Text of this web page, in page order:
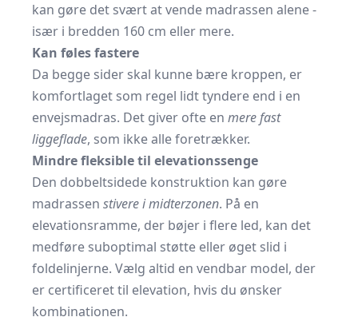
kan gøre det svært at vende madrassen alene -
især i bredden 160 cm eller mere.
Kan føles fastere
Da begge sider skal kunne bære kroppen, er
komfortlaget som regel lidt tyndere end i en
envejsmadras. Det giver ofte en mere fast
liggeflade, som ikke alle foretrækker.
Mindre fleksible til elevationssenge
Den dobbeltsidede konstruktion kan gøre
madrassen stivere i midterzonen. På en
elevations­ramme, der bøjer i flere led, kan det
medføre suboptimal støtte eller øget slid i
foldelinjerne. Vælg altid en vendbar model, der
er certificeret til elevation, hvis du ønsker
kombinationen.